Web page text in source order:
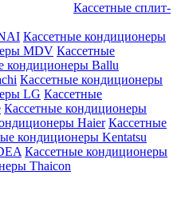
Кассетные сплит-
Кассетные кондиционеры
MDV Кассетные
кондиционеры Ballu
Кассетные кондиционеры
LG Кассетные
Кассетные кондиционеры
Haier Кассетные
кондиционеры Kentatsu
Кассетные кондиционеры
Thaicon